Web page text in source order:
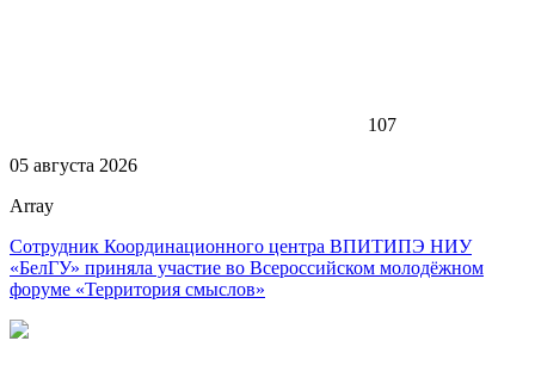
107
05 августа 2026
Array
Сотрудник Координационного центра ВПИТИПЭ НИУ
«БелГУ» приняла участие во Всероссийском молодёжном
форуме «Территория смыслов»